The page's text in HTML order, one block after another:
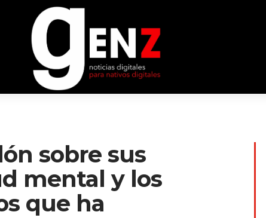
sobre sus
mental y los
que ha